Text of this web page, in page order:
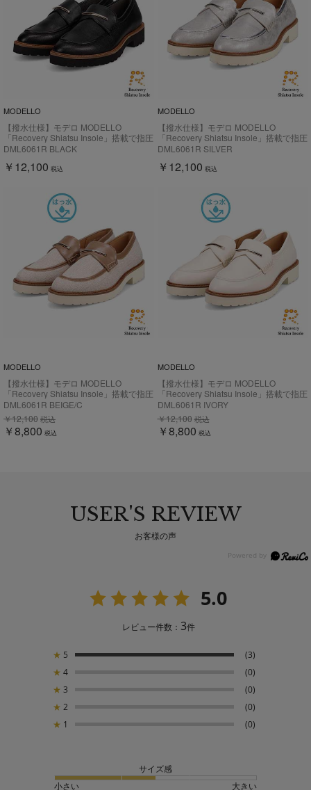
MODELLO
【撥水仕様】モデロ MODELLO
「Recovery Shiatsu Insole」搭載で指圧
効果により血行をよくする。バー金具付
DML6061R BLACK
￥12,100 税込
MODELLO
【撥水仕様】モデロ MODELLO
「Recovery Shiatsu Insole」搭載で指圧
効果により血行をよくする。バー金具付
DML6061R SILVER
￥12,100 税込
MODELLO
【撥水仕様】モデロ MODELLO
「Recovery Shiatsu Insole」搭載で指圧
効果により血行をよくする。バー金具付
き厚底ローファー DML6061R
DML6061R BEIGE/C
￥8,800 税込
￥12,100税込
MODELLO
【撥水仕様】モデロ MODELLO
「Recovery Shiatsu Insole」搭載で指圧
効果により血行をよくする。バー金具付
き厚底ローファー DML6061R
DML6061R IVORY
￥8,800 税込
￥12,100税込
USER'S REVIEW
お客様の声
5.0
レビュー件数： 3件
★ 5
(3)
★ 4
(0)
★ 3
(0)
★ 2
(0)
★ 1 (0)
サイズ感
小さい
大きい